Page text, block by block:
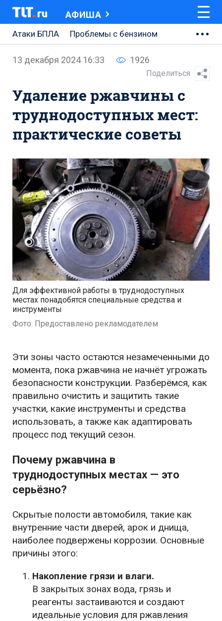
АФИША
Атаки БПЛА
Проблемы с бензином
АВТОВАЗ
Ремонт Обводного шоссе
Набережная Тольятти
Неделя Тольятти
13 декабря 2024 16:33 1926
Поделиться
Удаление ржавчины с
труднодоступных мест:
практические советы
Для эффективной работы в труднодоступных
местах понадобятся специальные средства и
инструменты
Фото: Предоставлено рекламодателем
Эти зоны часто остаются незамеченными до
момента, пока ржавчина не начнёт угрожать
безопасности конструкции. Разберёмся, как
правильно очистить и защитить такие
участки, какие инструменты и средства
использовать, а также как адаптировать
процесс под текущий сезон.
Почему ржавчина в
труднодоступных местах — это
серьёзно?
Скрытые полости автомобиля, такие как
внутренние части дверей, арок и днища,
наиболее подвержены коррозии. Основные
причины этого:
Накопление грязи и влаги.
В закрытых зонах вода, грязь и
реагенты застаиваются и создают
идеальные условия для ржавления